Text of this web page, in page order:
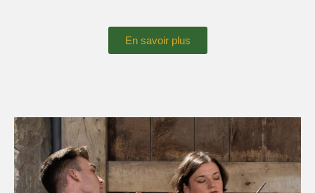
En savoir plus